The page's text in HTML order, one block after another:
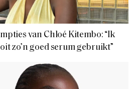
van Chloé Kitembo: “Ik
zo’n goed serum gebruikt”